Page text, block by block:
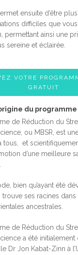
ensuite d’être
difficiles que
permettant ainsi une
sereine et éclairée.
VOTRE
GRATUIT
du programme
de Réduction du
ou MBSR, est
tous, et
d’une meilleure
bien qu’ayant été
trouve ses racines dans
ancestrales.
de Réduction du
a été
Dr Jon Kabat-Zinn à